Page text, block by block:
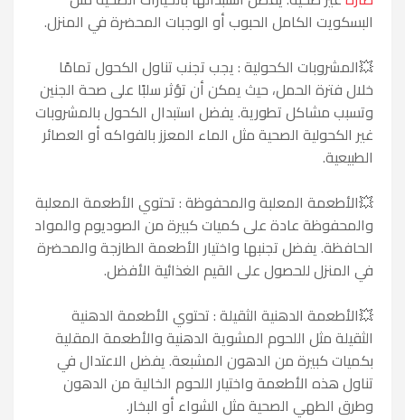
البسكويت الكامل الحبوب أو الوجبات المحضرة في المنزل.
💥المشروبات الكحولية : يجب تجنب تناول الكحول تمامًا
خلال فترة الحمل، حيث يمكن أن تؤثر سلبًا على صحة الجنين
وتسبب مشاكل تطورية. يفضل استبدال الكحول بالمشروبات
غير الكحولية الصحية مثل الماء المعزز بالفواكه أو العصائر
الطبيعية.
💥الأطعمة المعلبة والمحفوظة : تحتوي الأطعمة المعلبة
والمحفوظة عادة على كميات كبيرة من الصوديوم والمواد
الحافظة. يفضل تجنبها واختيار الأطعمة الطازجة والمحضرة
في المنزل للحصول على القيم الغذائية الأفضل.
💥الأطعمة الدهنية الثقيلة : تحتوي الأطعمة الدهنية
الثقيلة مثل اللحوم المشوية الدهنية والأطعمة المقلية
بكميات كبيرة من الدهون المشبعة. يفضل الاعتدال في
تناول هذه الأطعمة واختيار اللحوم الخالية من الدهون
وطرق الطهي الصحية مثل الشواء أو البخار.